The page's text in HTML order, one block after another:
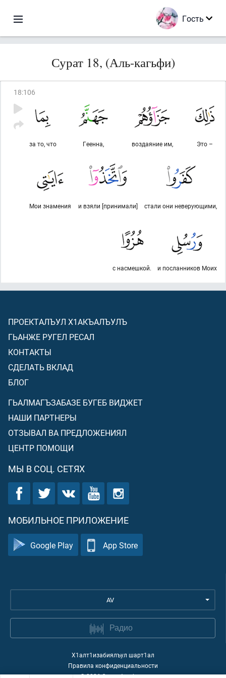
Гость
Сурат 18, (Аль-кагьфи)
18:106
Это –
воздаяние им,
Геенна,
за то, что
стали они неверующими,
и взяли [принимали]
Мои знамения
и посланников Моих
с насмешкой.
ПРОЕКТАЛЪУЛ Х1АКЪАЛЪУЛЪ
ГЬАНЖЕ РУГЕЛ РЕСАЛ
КОНТАКТЫ
СДЕЛАТЬ ВКЛАД
БЛОГ
ГЬАЛМАГЪЗАБАЗЕ БУГЕБ ВИДЖЕТ
НАШИ ПАРТНЕРЫ
ОТЗЫВАЛ ВА ПРЕДЛОЖЕНИЯЛ
ЦЕНТР ПОМОЩИ
МЫ В СОЦ. СЕТЯХ
МОБИЛЬНОЕ ПРИЛОЖЕНИЕ
Google Play App Store
AV
Радио
Х1алт1изабиялъул шарт1ал
Правила конфиденциальности
©2026Quran Academy